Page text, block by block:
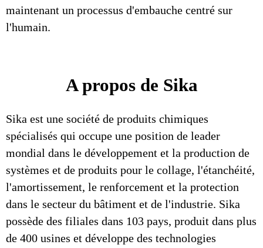
maintenant un processus d'embauche centré sur
l'humain.
A propos de Sika
Sika est une société de produits chimiques
spécialisés qui occupe une position de leader
mondial dans le développement et la production de
systèmes et de produits pour le collage, l'étanchéité,
l'amortissement, le renforcement et la protection
dans le secteur du bâtiment et de l'industrie. Sika
possède des filiales dans 103 pays, produit dans plus
de 400 usines et développe des technologies